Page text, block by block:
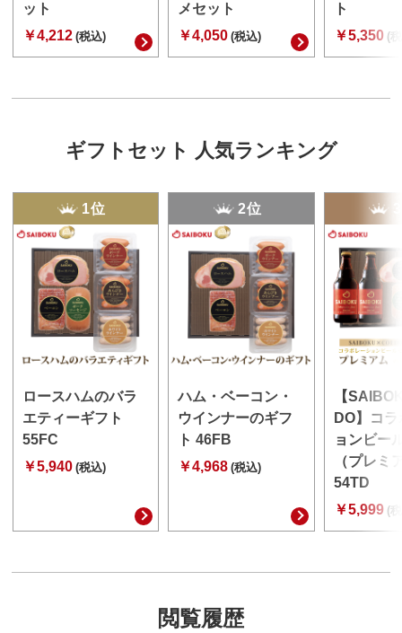
ット
￥4,212 (税込)
メセット
￥4,050 (税込)
ト
￥5,350 (
ギフトセット 人気ランキング
1位
ロースハムのバラ
エティーギフト
55FC
￥5,940 (税込)
2位
ハム・ベーコン・
ウインナーのギフ
ト 46FB
￥4,968 (税込)
【
DO】コ
ョンビー
（プレミ
54TD
￥5,999 (
閲覧履歴